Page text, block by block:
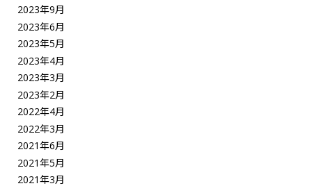
2023年9月
2023年6月
2023年5月
2023年4月
2023年3月
2023年2月
2022年4月
2022年3月
2021年6月
2021年5月
2021年3月